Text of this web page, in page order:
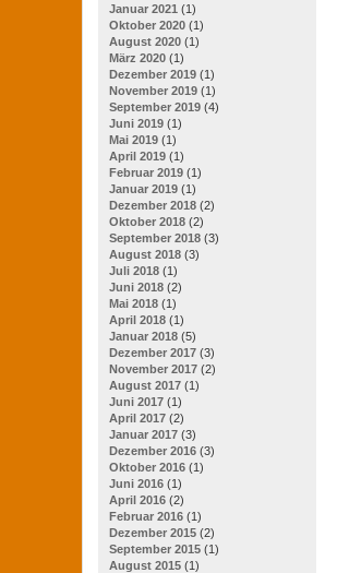
Januar 2021 (1)
Oktober 2020 (1)
August 2020 (1)
März 2020 (1)
Dezember 2019 (1)
November 2019 (1)
September 2019 (4)
Juni 2019 (1)
Mai 2019 (1)
April 2019 (1)
Februar 2019 (1)
Januar 2019 (1)
Dezember 2018 (2)
Oktober 2018 (2)
September 2018 (3)
August 2018 (3)
Juli 2018 (1)
Juni 2018 (2)
Mai 2018 (1)
April 2018 (1)
Januar 2018 (5)
Dezember 2017 (3)
November 2017 (2)
August 2017 (1)
Juni 2017 (1)
April 2017 (2)
Januar 2017 (3)
Dezember 2016 (3)
Oktober 2016 (1)
Juni 2016 (1)
April 2016 (2)
Februar 2016 (1)
Dezember 2015 (2)
September 2015 (1)
August 2015 (1)